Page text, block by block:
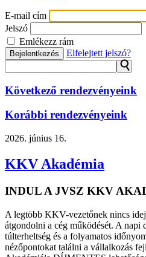
E-mail cím
Jelszó
Emlékezz rám
Bejelentkezés Elfelejtett jelszó?
⚲
Következő rendezvényeink
Korábbi rendezvényeink
2026. június 16.
KKV Akadémia
INDUL A JVSZ KKV
A legtöbb KKV-vezetőnek nincs
átgondolni a cég működését. A napi
túlterheltség és a folyamatos
nézőpontokat találni a vállalkozás